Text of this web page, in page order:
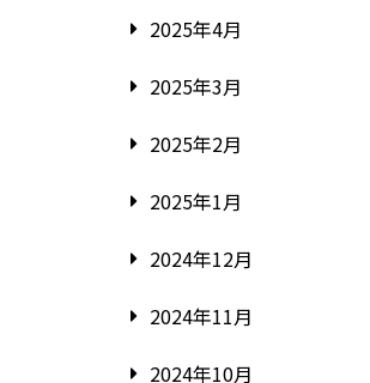
2025年4月
2025年3月
2025年2月
2025年1月
2024年12月
2024年11月
2024年10月